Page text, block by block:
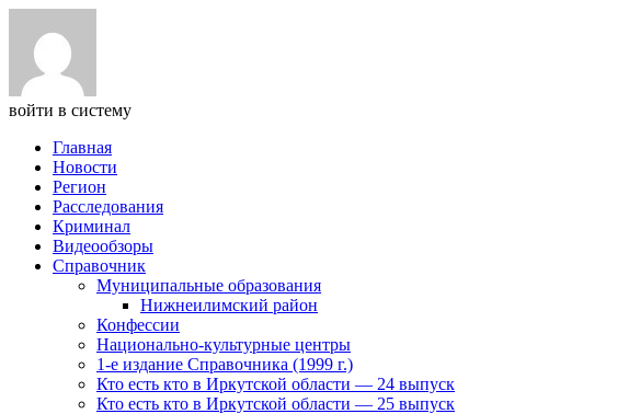
войти в систему
Главная
Новости
Регион
Расследования
Криминал
Видеообзоры
Справочник
Муниципальные образования
Нижнеилимский район
Конфессии
Национально-культурные центры
1-е издание Справочника (1999 г.)
Кто есть кто в Иркутской области — 24 выпуск
Кто есть кто в Иркутской области — 25 выпуск